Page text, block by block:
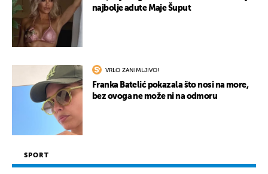
najbolje adute Maje Šuput
VRLO ZANIMLJIVO!
Franka Batelić pokazala što nosi na more,
bez ovoga ne može ni na odmoru
SPORT